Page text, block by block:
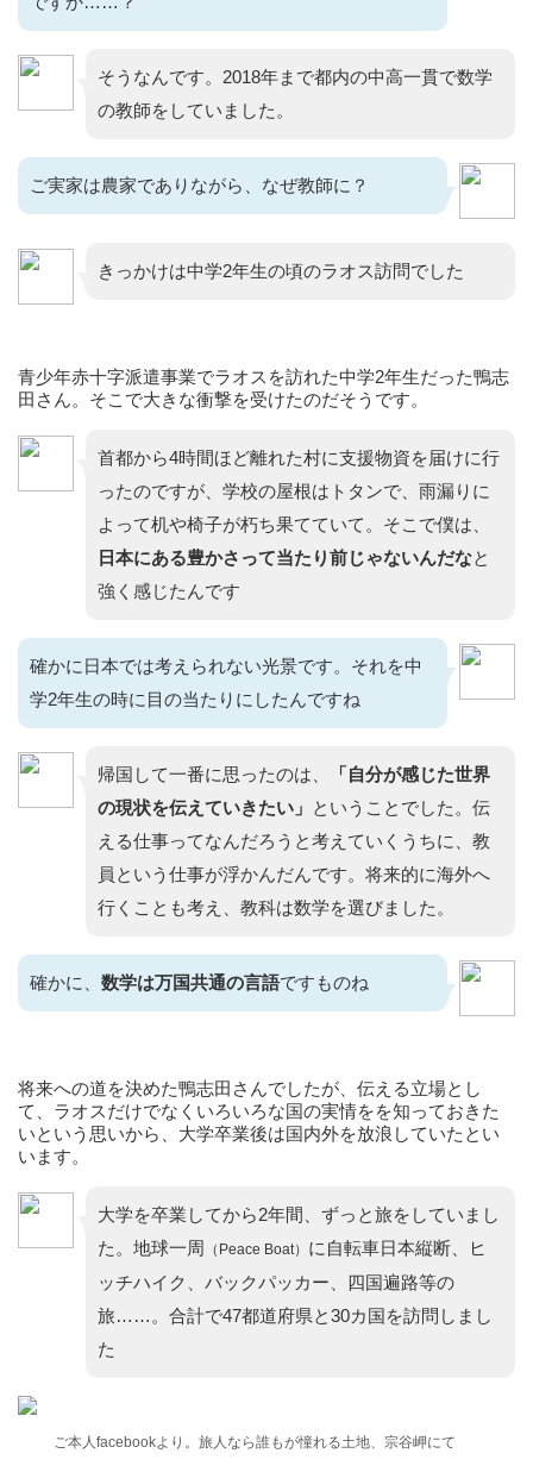
そうなんです。2018年まで都内の中高一貫で数学
の教師をしていました。
ご実家は農家でありながら、なぜ教師に？
きっかけは中学2年生の頃のラオス訪問でした
青少年赤十字派遣事業でラオスを訪れた中学2年生だった鴨志
田さん。そこで大きな衝撃を受けたのだそうです。
首都から4時間ほど離れた村に支援物資を届けに行
ったのですが、学校の屋根はトタンで、雨漏りに
よって机や椅子が朽ち果てていて。そこで僕は、
日本にある豊かさって当たり前じゃないんだなと
強く感じたんです
確かに日本では考えられない光景です。それを中
学2年生の時に目の当たりにしたんですね
帰国して一番に思ったのは、
「自分が感じた世界
の現状を伝えていきたい」 ということでした。伝
える仕事ってなんだろうと考えていくうちに、教
員という仕事が浮かんだんです。将来的に海外へ
行くことも考え、教科は数学を選びました。
確かに、 数学は万国共通の言語ですものね
将来への道を決めた鴨志田さんでしたが、伝える立場とし
て、ラオスだけでなくいろいろな国の実情をを知っておきた
いという思いから、大学卒業後は国内外を放浪していたとい
います。
大学を卒業してから2年間、ずっと旅をしていまし
た。地球一周 （Peace Boat） に自転車日本縦断、ヒ
ッチハイク、バックパッカー、四国遍路等の
旅……。合計で47都道府県と30カ国を訪問しまし
た
ご本人facebookより。旅人なら誰もが憧れる土地、宗谷岬にて